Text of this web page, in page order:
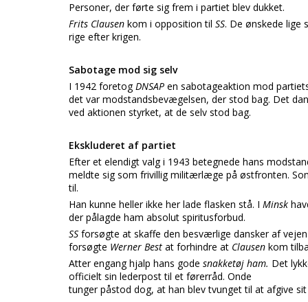
Personer, der førte sig frem i partiet blev dukket.
Frits Clausen kom i opposition til SS. De ønskede lige
rige efter krigen.
Sabotage mod sig selv
I 1942 foretogDNSAP en sabotageaktion mod
det var modstandsbevægelsen, der stod bag. Det
ved aktionen styrket, at de selv stod bag.
Ekskluderet af partiet
Efter et elendigt valg i 1943 betegnede hans
meldte sig som frivillig militærlæge på østfronten.
til.
Han kunne heller ikke her lade flasken stå. I Minsk
der pålagde ham absolut spiritusforbud.
SS forsøgte at skaffe den besværlige dansker af
forsøgte Werner Best at forhindre at Clausen kom
Atter engang hjalp hans gode snakketøj ham. Det
officielt sin lederpost til et førerråd. Onde
tunger påstod dog, at han blev tvunget til at afgive